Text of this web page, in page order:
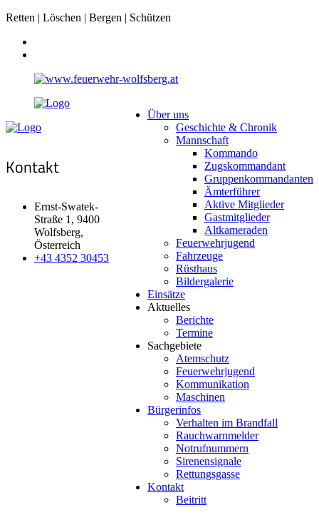
Retten | Löschen | Bergen | Schützen
Über uns
Geschichte & Chronik
Mannschaft
Kommando
Zugskommandant
Gruppenkommandanten
Ämterführer
Aktive Mitglieder
Gastmitglieder
Altkameraden
Feuerwehrjugend
Fahrzeuge
Rüsthaus
Bildergalerie
Einsätze
Aktuelles
Berichte
Termine
Sachgebiete
Atemschutz
Feuerwehrjugend
Kommunikation
Maschinen
Bürgerinfos
Verhalten im Brandfall
Rauchwarnmelder
Notrufnummern
Sirenensignale
Rettungsgasse
Kontakt
Beitritt
Kontakt
Ernst-Swatek-
Straße 1, 9400
Wolfsberg,
Österreich
+43 4352 30453